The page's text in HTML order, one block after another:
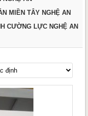
MIỀN TÂY NGHỆ AN
CƯỜNG LỰC NGHỆ AN